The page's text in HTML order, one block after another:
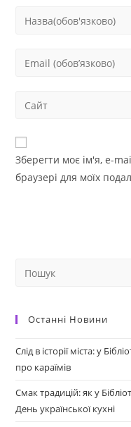
Зберегти моє ім'я, e-
браузері для моїх
Останні Новини
Слід в історії міста: у
про караїмів
Смак традицій: як у
День української кухні